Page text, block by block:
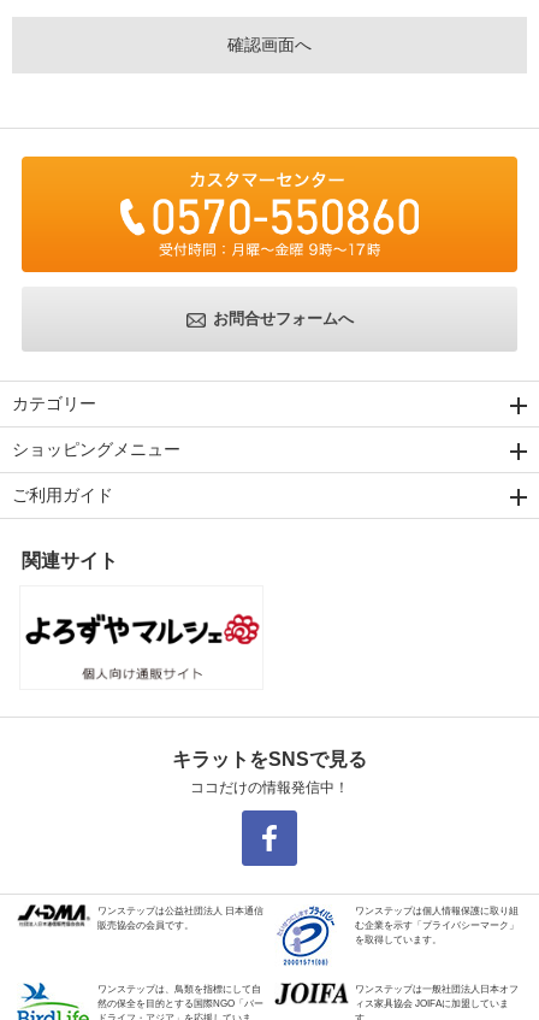
お問合せフォームへ
カテゴリー
ショッピングメニュー
ご利用ガイド
関連サイト
キラットをSNSで見る
ココだけの情報発信中！
ワンステップは公益社団法人 日本通信
販売協会の会員です。
ワンステップは個人情報保護に取り組
む企業を示す「プライバシーマーク」
を取得しています。
ワンステップは、鳥類を指標にして自
然の保全を目的とする国際NGO「バー
ワンステップは一般社団法人日本オフ
ィス家具協会 JOIFAに加盟していま